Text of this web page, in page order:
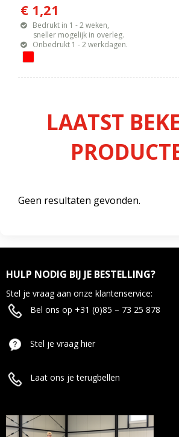
€ 1,21
Bedrukt in 1 - 2 weken,
sneller mogelijk in overleg.
Onbedrukt 1 - 2 werkdagen.
LAATST
Geen resultaten gevonden.
HULP NODIG BIJ JE BESTELLING?
Stel je vraag aan onze klantenservice:
Bel ons op +31 (0)85 – 73 25 878
Stel je vraag hier
Laat ons je terugbellen